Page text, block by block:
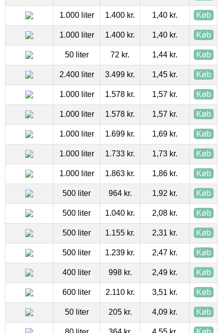
1.000 liter 1.400 kr. 1,40 kr. Køb
1.000 liter 1.400 kr. 1,40 kr. Køb
50 liter 72 kr. 1,44 kr. Køb
2.400 liter 3.499 kr. 1,45 kr. Køb
1.000 liter 1.578 kr. 1,57 kr. Køb
1.000 liter 1.578 kr. 1,57 kr. Køb
1.000 liter 1.699 kr. 1,69 kr. Køb
1.000 liter 1.733 kr. 1,73 kr. Køb
1.000 liter 1.863 kr. 1,86 kr. Køb
500 liter 964 kr. 1,92 kr. Køb
500 liter 1.040 kr. 2,08 kr. Køb
500 liter 1.155 kr. 2,31 kr. Køb
500 liter 1.239 kr. 2,47 kr. Køb
400 liter 998 kr. 2,49 kr. Køb
600 liter 2.110 kr. 3,51 kr. Køb
50 liter 205 kr. 4,09 kr. Køb